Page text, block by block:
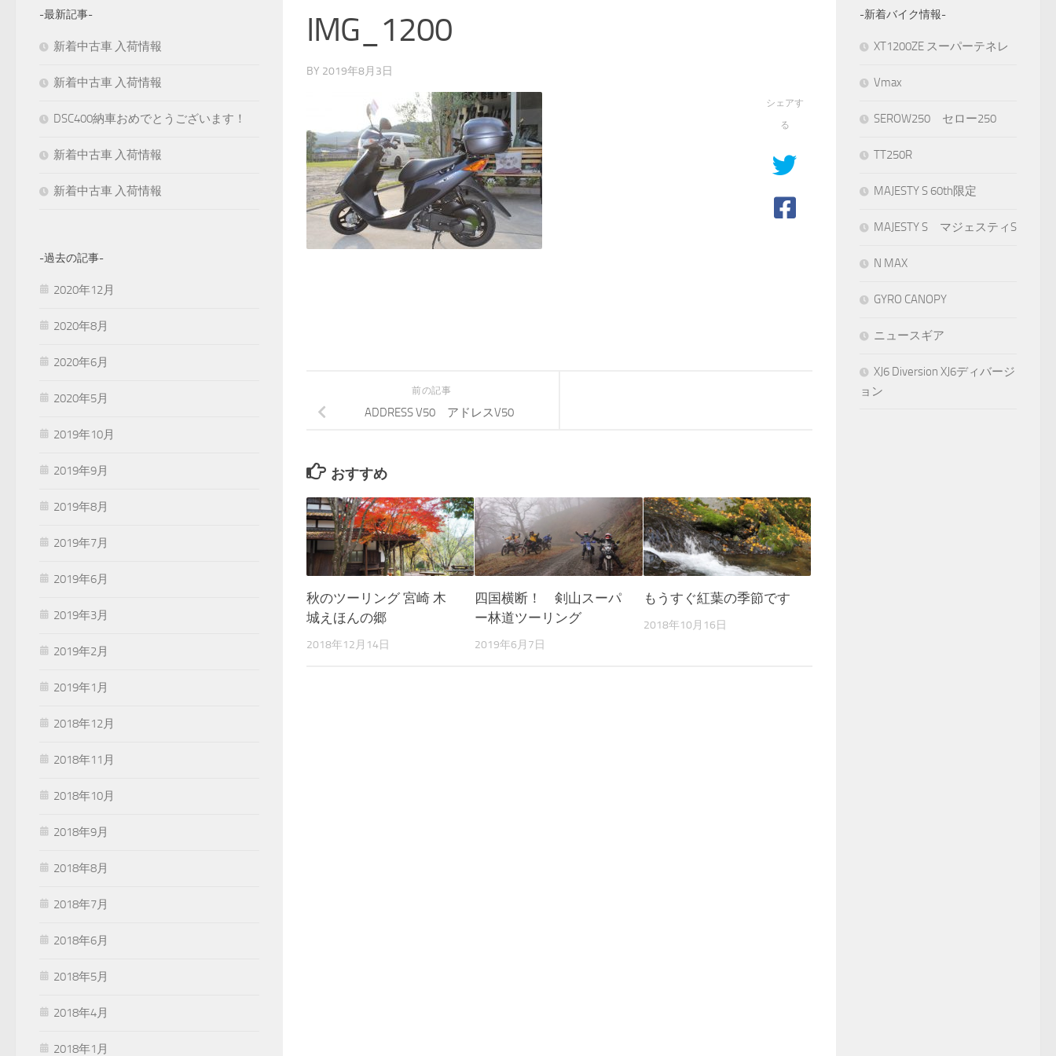
IMG_1200
BY 2019年8月3日
シェアす
る
前の記事
ADDRESS V50 アドレスV50
おすすめ
秋のツーリング 宮崎 木
城えほんの郷
2018年12月14日
四国横断！ 剣山スーパ
ー林道ツーリング
2019年6月7日
もうすぐ紅葉の季節です
2018年10月16日
-最新記事-
新着中古車 入荷情報
新着中古車 入荷情報
DSC400納車おめでとうございます！
新着中古車 入荷情報
新着中古車 入荷情報
-過去の記事-
2020年12月
2020年8月
2020年6月
2020年5月
2019年10月
2019年9月
2019年8月
2019年7月
2019年6月
2019年3月
2019年2月
2019年1月
2018年12月
2018年11月
2018年10月
2018年9月
2018年8月
2018年7月
2018年6月
2018年5月
2018年4月
2018年1月
-新着バイク情報-
XT1200ZE スーパーテネレ
Vmax
SEROW250 セロー250
TT250R
MAJESTY S 60th限定
MAJESTY S マジェスティS
N MAX
GYRO CANOPY
ニュースギア
XJ6 Diversion XJ6ディバージ
ョン